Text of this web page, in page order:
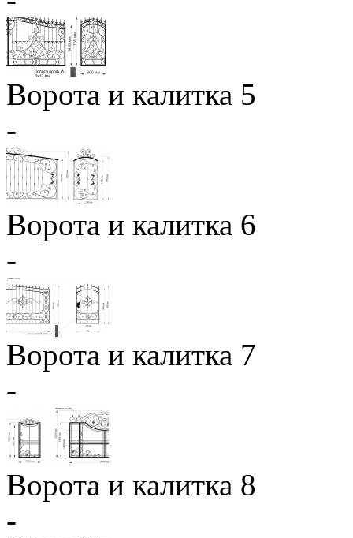
Ворота и калитка 5
-
Ворота и калитка 6
-
Ворота и калитка 7
-
Ворота и калитка 8
-